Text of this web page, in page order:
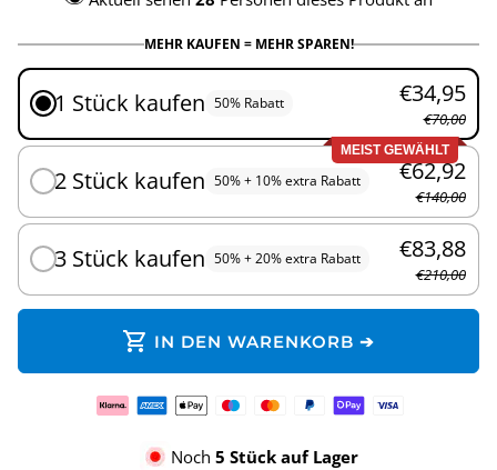
MEHR KAUFEN = MEHR SPAREN!
1 Stück kaufen 50% Rabatt €34,95
€70,00
MEIST GEWÄHLT
2 Stück kaufen 50% + 10% extra Rabatt €62,92
€140,00
3 Stück kaufen 50% + 20% extra Rabatt €83,88
€210,00
shopping_cart IN DEN WARENKORB ➔
Zahlungsmethoden
Noch 5 Stück auf Lager